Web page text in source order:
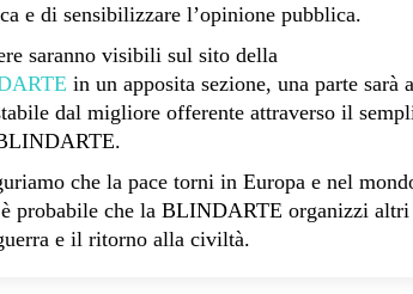
e di sensibilizzare l’opinione pubblica.
saranno visibili sul sito della
in un apposita sezione, una parte sarà
dal migliore offerente attraverso il
che la pace torni in Europa e nel
è probabile che la BLINDARTE organizzi
e il ritorno alla civiltà.